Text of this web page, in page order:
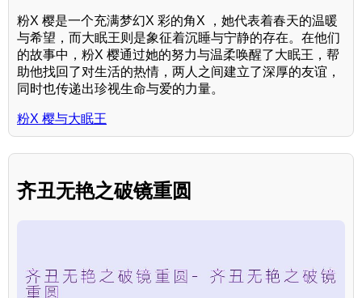
粉X 樱是一个充满梦幻X 彩的角X ，她代表着春天的温暖
与希望，而大眠王则是象征着沉睡与宁静的存在。在他们
的故事中，粉X 樱通过她的努力与温柔唤醒了大眠王，帮
助他找回了对生活的热情，两人之间建立了深厚的友谊，
同时也传递出珍视生命与爱的力量。
粉X 樱与大眠王
齐丑无艳之破镜重圆